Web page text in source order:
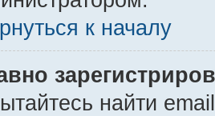
к началу
найти